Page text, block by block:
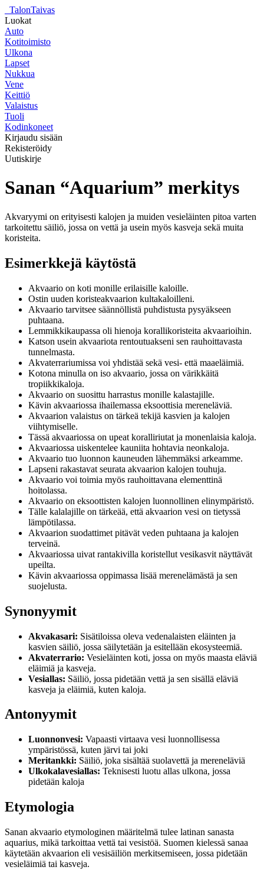
TalonTaivas
Luokat
Auto
Kotitoimisto
Ulkona
Lapset
Nukkua
Vene
Keittiö
Valaistus
Tuoli
Kodinkoneet
Kirjaudu sisään
Rekisteröidy
Uutiskirje
Sanan “Aquarium” merkitys
Akvaryymi on erityisesti kalojen ja muiden vesieläinten pitoa varten
tarkoitettu säiliö, jossa on vettä ja usein myös kasveja sekä muita
koristeita.
Esimerkkejä käytöstä
Akvaario on koti monille erilaisille kaloille.
Ostin uuden koristeakvaarion kultakaloilleni.
Akvaario tarvitsee säännöllistä puhdistusta pysyäkseen
puhtaana.
Lemmikkikaupassa oli hienoja korallikoristeita akvaarioihin.
Katson usein akvaariota rentoutuakseni sen rauhoittavasta
tunnelmasta.
Akvaterrariumissa voi yhdistää sekä vesi- että maaeläimiä.
Kotona minulla on iso akvaario, jossa on värikkäitä
tropiikkikaloja.
Akvaario on suosittu harrastus monille kalastajille.
Kävin akvaariossa ihailemassa eksoottisia mereneläviä.
Akvaarion valaistus on tärkeä tekijä kasvien ja kalojen
viihtymiselle.
Tässä akvaariossa on upeat koralliriutat ja monenlaisia kaloja.
Akvaariossa uiskentelee kauniita hohtavia neonkaloja.
Akvaario tuo luonnon kauneuden lähemmäksi arkeamme.
Lapseni rakastavat seurata akvaarion kalojen touhuja.
Akvaario voi toimia myös rauhoittavana elementtinä
hoitolassa.
Akvaario on eksoottisten kalojen luonnollinen elinympäristö.
Tälle kalalajille on tärkeää, että akvaarion vesi on tietyssä
lämpötilassa.
Akvaarion suodattimet pitävät veden puhtaana ja kalojen
terveinä.
Akvaariossa uivat rantakivilla koristellut vesikasvit näyttävät
upeilta.
Kävin akvaariossa oppimassa lisää merenelämästä ja sen
suojelusta.
Synonyymit
Akvakasari: Sisätiloissa oleva vedenalaisten eläinten ja
kasvien säiliö, jossa säilytetään ja esitellään ekosysteemiä.
Akvaterrario: Vesieläinten koti, jossa on myös maasta eläviä
eläimiä ja kasveja.
Vesiallas: Säiliö, jossa pidetään vettä ja sen sisällä eläviä
kasveja ja eläimiä, kuten kaloja.
Antonyymit
Luonnonvesi: Vapaasti virtaava vesi luonnollisessa
ympäristössä, kuten järvi tai joki
Meritankki: Säiliö, joka sisältää suolavettä ja mereneläviä
Ulkokalavesiallas: Teknisesti luotu allas ulkona, jossa
pidetään kaloja
Etymologia
Sanan akvaario etymologinen määritelmä tulee latinan sanasta
aquarius, mikä tarkoittaa vettä tai vesistöä. Suomen kielessä sanaa
käytetään akvaarion eli vesisäiliön merkitsemiseen, jossa pidetään
vesieläimiä tai kasveja.